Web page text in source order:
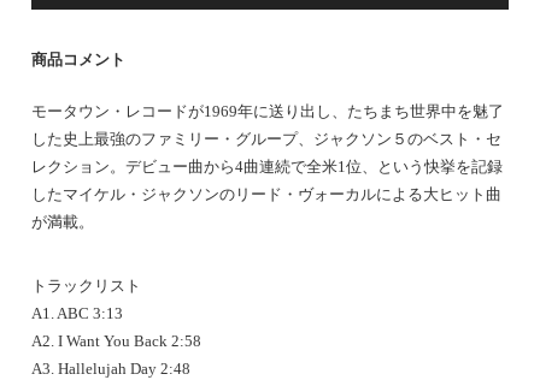
ー
ー
商品コメント
モータウン・レコードが1969年に送り出し、たちまち世界中を魅了
した史上最強のファミリー・グループ、ジャクソン５のベスト・セ
レクション。デビュー曲から4曲連続で全米1位、という快挙を記録
したマイケル・ジャクソンのリード・ヴォーカルによる大ヒット曲
が満載。
トラックリスト
A1. ABC 3:13
A2. I Want You Back 2:58
A3. Hallelujah Day 2:48